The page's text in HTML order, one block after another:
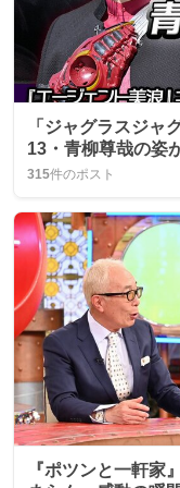
「ジャグラスジャ
13・青柳尊哉の姿
315件のポスト
『ポツンと一軒家